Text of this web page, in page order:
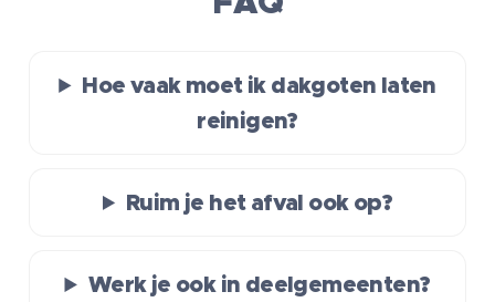
Hoe vaak moet ik dakgoten laten
reinigen?
Ruim je het afval ook op?
Werk je ook in deelgemeenten?